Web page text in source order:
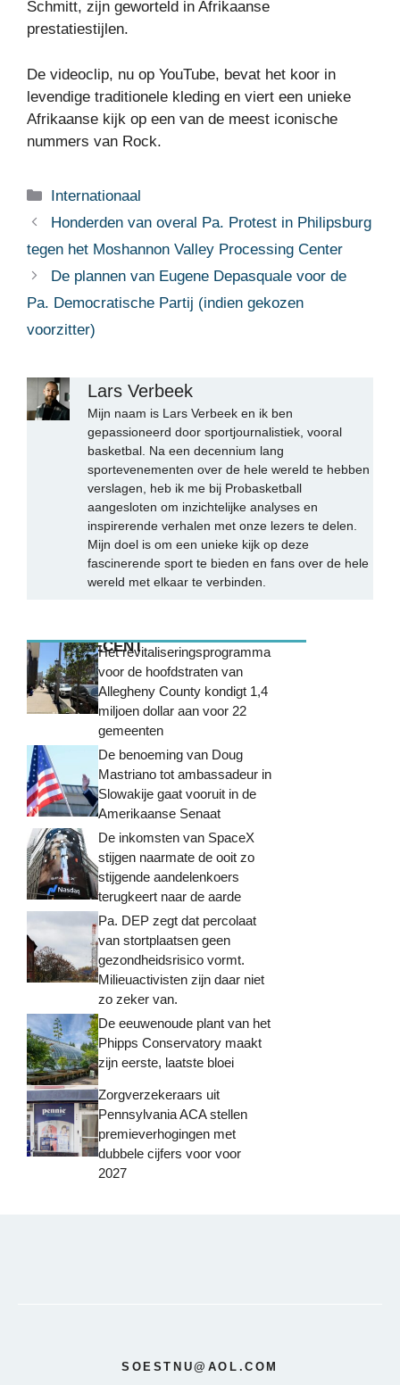
Schmitt, zijn geworteld in Afrikaanse
prestatiestijlen.
De videoclip, nu op YouTube, bevat het koor in
levendige traditionele kleding en viert een unieke
Afrikaanse kijk op een van de meest iconische
nummers van Rock.
Categorieën
Internationaal
Honderden van overal Pa. Protest in Philipsburg
tegen het Moshannon Valley Processing Center
De plannen van Eugene Depasquale voor de
Pa. Democratische Partij (indien gekozen
voorzitter)
Lars Verbeek
Mijn naam is Lars Verbeek en ik ben
gepassioneerd door sportjournalistiek, vooral
basketbal. Na een decennium lang
sportevenementen over de hele wereld te hebben
verslagen, heb ik me bij Probasketball
aangesloten om inzichtelijke analyses en
inspirerende verhalen met onze lezers te delen.
Mijn doel is om een unieke kijk op deze
fascinerende sport te bieden en fans over de hele
wereld met elkaar te verbinden.
MEEST RECENTHet revitaliseringsprogramma
voor de hoofdstraten van
Allegheny County kondigt 1,4
miljoen dollar aan voor 22
gemeenten
De benoeming van Doug
Mastriano tot ambassadeur in
Slowakije gaat vooruit in de
Amerikaanse Senaat
De inkomsten van SpaceX
stijgen naarmate de ooit zo
stijgende aandelenkoers
terugkeert naar de aarde
Pa. DEP zegt dat percolaat
van stortplaatsen geen
gezondheidsrisico vormt.
Milieuactivisten zijn daar niet
zo zeker van.
De eeuwenoude plant van het
Phipps Conservatory maakt
zijn eerste, laatste bloei
Zorgverzekeraars uit
Pennsylvania ACA stellen
premieverhogingen met
dubbele cijfers voor voor
2027
SOESTNU@AOL.COM